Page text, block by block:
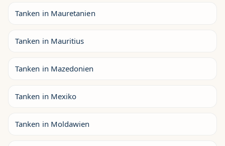
Tanken in Mauretanien
Tanken in Mauritius
Tanken in Mazedonien
Tanken in Mexiko
Tanken in Moldawien